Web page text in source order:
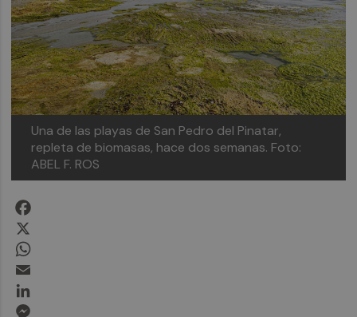
Una de las playas de San Pedro del Pinatar,
repleta de biomasas, hace dos semanas. Foto:
ABEL F. ROS